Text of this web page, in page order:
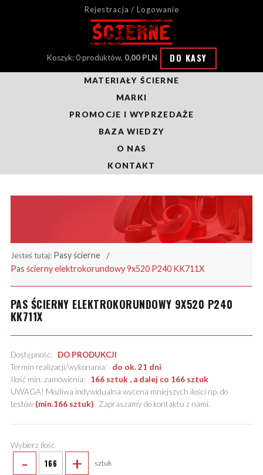
Rejestracja / Logowanie
Koszyk: 0 produktów, 0,00 PLN DO KASY
MATERIAŁY ŚCIERNE
MARKI
PROMOCJE I WYPRZEDAŻE
BAZA WIEDZY
O NAS
KONTAKT
Jesteś tutaj: Pasy ścierne
Pas ścierny elektrokorundowy 9x520 P240 KK711X
PAS ŚCIERNY ELEKTROKORUNDOWY 9X520 P240
KK711X
Dostępność: DO PRODUKCJI
Termin realizacji/wykonania: do ok. 21 dni
Ilość min. zamówienia: 166 sztuk , a dalej co 166 sztuk
UWAGA! Możliwa indywidualna wycena mniejszych ilości np. do
testów (min.166 sztuk). Zapraszamy do kontaktu z nami.
Wybierz ilość
- + sztuk